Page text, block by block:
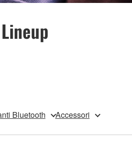
Lineup
Bluetooth Accessori